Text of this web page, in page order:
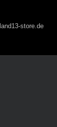
store.de